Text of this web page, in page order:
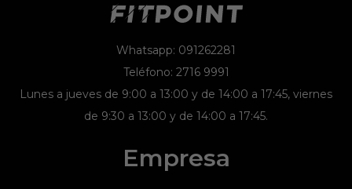
Whatsapp: 091262281
Teléfono: 2716 9991
Lunes a jueves de 9:00 a 13:00 y de 14:00 a 17:45, viernes
de 9:30 a 13:00 y de 14:00 a 17:45.
Empresa